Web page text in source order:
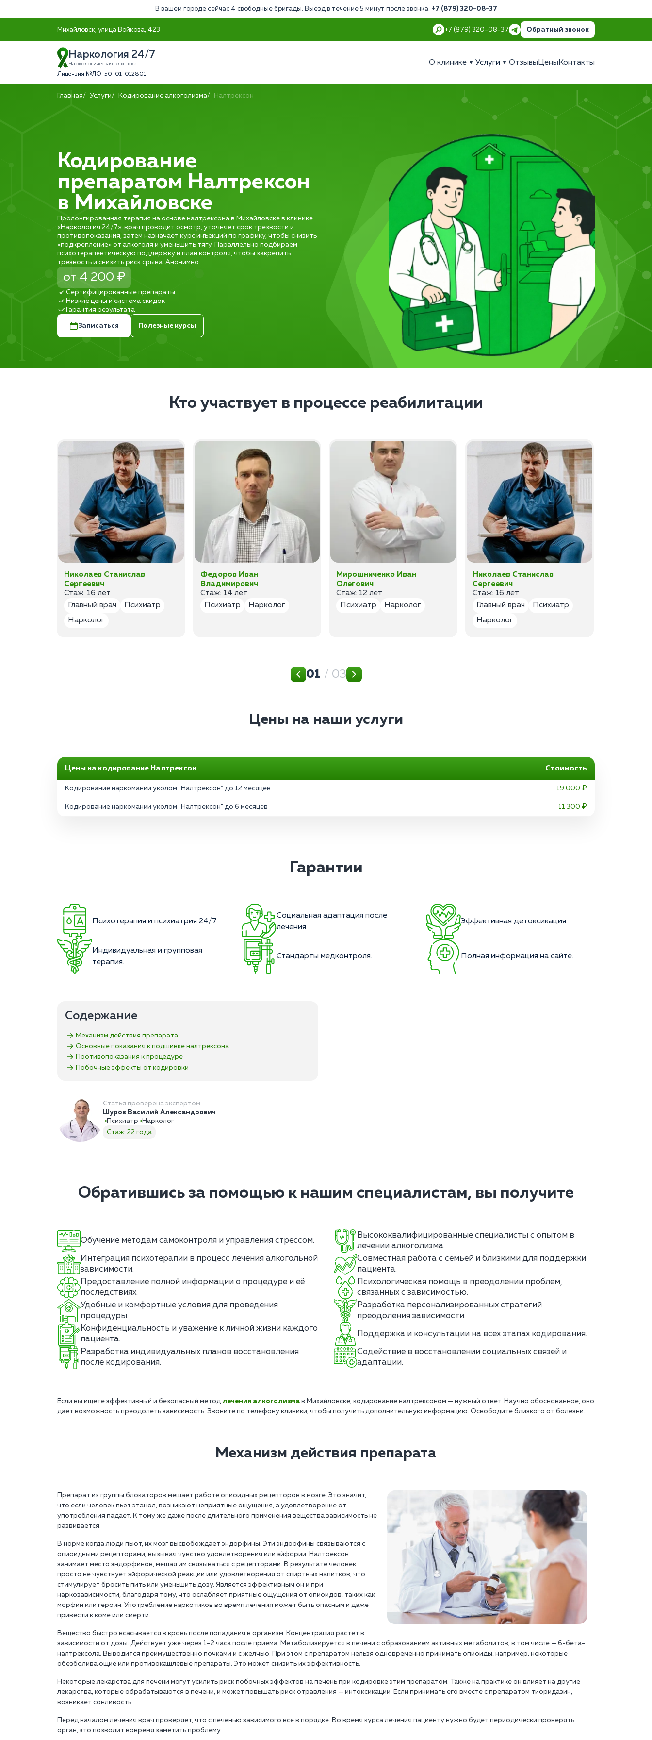
В вашем городе сейчас 4 свободные бригады. Выезд в течение 5 минут после звонка: +7 (879) 320-08-37
Михайловск, улица Войкова, 423 +7 (879) 320-08-37 Обратный звонок
Наркология 24/7
Наркологическая клиника
Лицензия №ЛО-50-01-012801
О клинике Услуги Отзывы Цены Контакты
Главная Услуги Кодирование алкоголизма Налтрексон
Кодирование
препаратом Налтрексон
в Михайловске
Пролонгированная терапия на основе налтрексона в Михайловске в клинике
«Наркология 24/7»: врач проводит осмотр, уточняет срок трезвости и
противопоказания, затем назначает курс инъекций по графику, чтобы снизить
«подкрепление» от алкоголя и уменьшить тягу. Параллельно подбираем
психотерапевтическую поддержку и план контроля, чтобы закрепить
трезвость и снизить риск срыва. Анонимно.
от 4 200 ₽
Сертифицированные препараты
Низкие цены и система скидок
Гарантия результата
Записаться Полезные курсы
Кто участвует в процессе реабилитации
Николаев Станислав
Сергеевич
Стаж: 16 лет
Главный врач
Психиатр
Нарколог
Федоров Иван
Владимирович
Стаж: 14 лет
Психиатр
Нарколог
Мирошниченко Иван
Олегович
Стаж: 12 лет
Психиатр
Нарколог
Николаев Станислав
Сергеевич
Стаж: 16 лет
Главный врач
Психиатр
Нарколог
01 / 03
Цены на наши услуги
Цены на кодирование Налтрексон Стоимость
Кодирование наркомании уколом "Налтрексон" до 12 месяцев 19 000 ₽
Кодирование наркомании уколом "Налтрексон" до 6 месяцев 11 300 ₽
Гарантии
Психотерапия и психиатрия 24/7.
Социальная адаптация после
лечения.
Эффективная детоксикация.
Индивидуальная и групповая
терапия.
Стандарты медконтроля. Полная информация на сайте.
Содержание
Механизм действия препарата
Основные показания к подшивке налтрексона
Противопоказания к процедуре
Побочные эффекты от кодировки
Статья проверена экспертом
Шуров Василий Александрович
Психиатр
Нарколог
Стаж: 22 года
Обратившись за помощью к нашим специалистам, вы получите
Обучение методам самоконтроля и управления стрессом.
Высококвалифицированные специалисты с опытом в
лечении алкоголизма.
Интеграция психотерапии в процесс лечения алкогольной
зависимости.
Совместная работа с семьей и близкими для поддержки
пациента.
Предоставление полной информации о процедуре и её
последствиях.
Психологическая помощь в преодолении проблем,
связанных с зависимостью.
Удобные и комфортные условия для проведения
процедуры.
Разработка персонализированных стратегий
преодоления зависимости.
Конфиденциальность и уважение к личной жизни каждого
пациента.
Поддержка и консультации на всех этапах кодирования.
Разработка индивидуальных планов восстановления
после кодирования.
Содействие в восстановлении социальных связей и
адаптации.
Если вы ищете эффективный и безопасный метод лечения алкоголизма в Михайловске, кодирование налтрексоном — нужный ответ. Научно обоснованное, оно
дает возможность преодолеть зависимость. Звоните по телефону клиники, чтобы получить дополнительную информацию. Освободите близкого от болезни.
Механизм действия препарата
Препарат из группы блокаторов мешает работе опиоидных рецепторов в мозге. Это значит,
что если человек пьет этанол, возникают неприятные ощущения, а удовлетворение от
употребления падает. К тому же даже после длительного применения вещества зависимость не
развивается.
В норме когда люди пьют, их мозг высвобождает эндорфины. Эти эндорфины связываются с
опиоидными рецепторами, вызывая чувство удовлетворения или эйфории. Налтрексон
занимает место эндорфинов, мешая им связываться с рецепторами. В результате человек
просто не чувствует эйфорической реакции или удовлетворения от спиртных напитков, что
стимулирует бросить пить или уменьшить дозу. Является эффективным он и при
наркозависимости, благодаря тому, что ослабляет приятные ощущения от опиоидов, таких как
морфин или героин. Употребление наркотиков во время лечения может быть опасным и даже
привести к коме или смерти.
Вещество быстро всасывается в кровь после попадания в организм. Концентрация растет в
зависимости от дозы. Действует уже через 1–2 часа после приема. Метаболизируется в печени с образованием активных метаболитов, в том числе — 6-бета-
налтрексола. Выводится преимущественно почками и с желчью. При этом с препаратом нельзя одновременно принимать опиоиды, например, некоторые
обезболивающие или противокашлевые препараты. Это может снизить их эффективность.
Некоторые лекарства для печени могут усилить риск побочных эффектов на печень при кодировке этим препаратом. Также на практике он влияет на другие
лекарства, которые обрабатываются в печени, и может повышать риск отравления — интоксикации. Если принимать его вместе с препаратом тиоридазин,
возникает сонливость.
Перед началом лечения врач проверяет, что с печенью зависимого все в порядке. Во время курса лечения пациенту нужно будет периодически проверять
орган, это позволит вовремя заметить проблему.